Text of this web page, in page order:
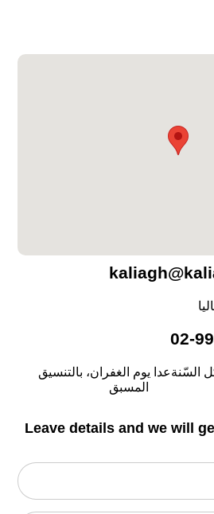
02-
السّنةعدا يوم الغفران، بالتنسيق
المسبق
Leave details and we will